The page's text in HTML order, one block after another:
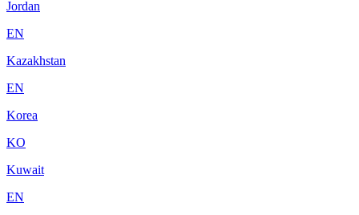
Jordan
EN
Kazakhstan
EN
Korea
KO
Kuwait
EN